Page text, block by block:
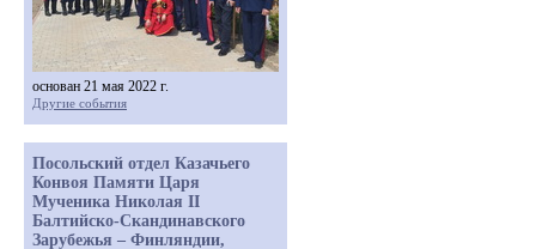
основан 21 мая 2022 г.
Другие события
Посольский отдел Казачьего
Конвоя Памяти Царя
Мученика Николая II
Балтийско-Скандинавского
Зарубежья – Финляндии,